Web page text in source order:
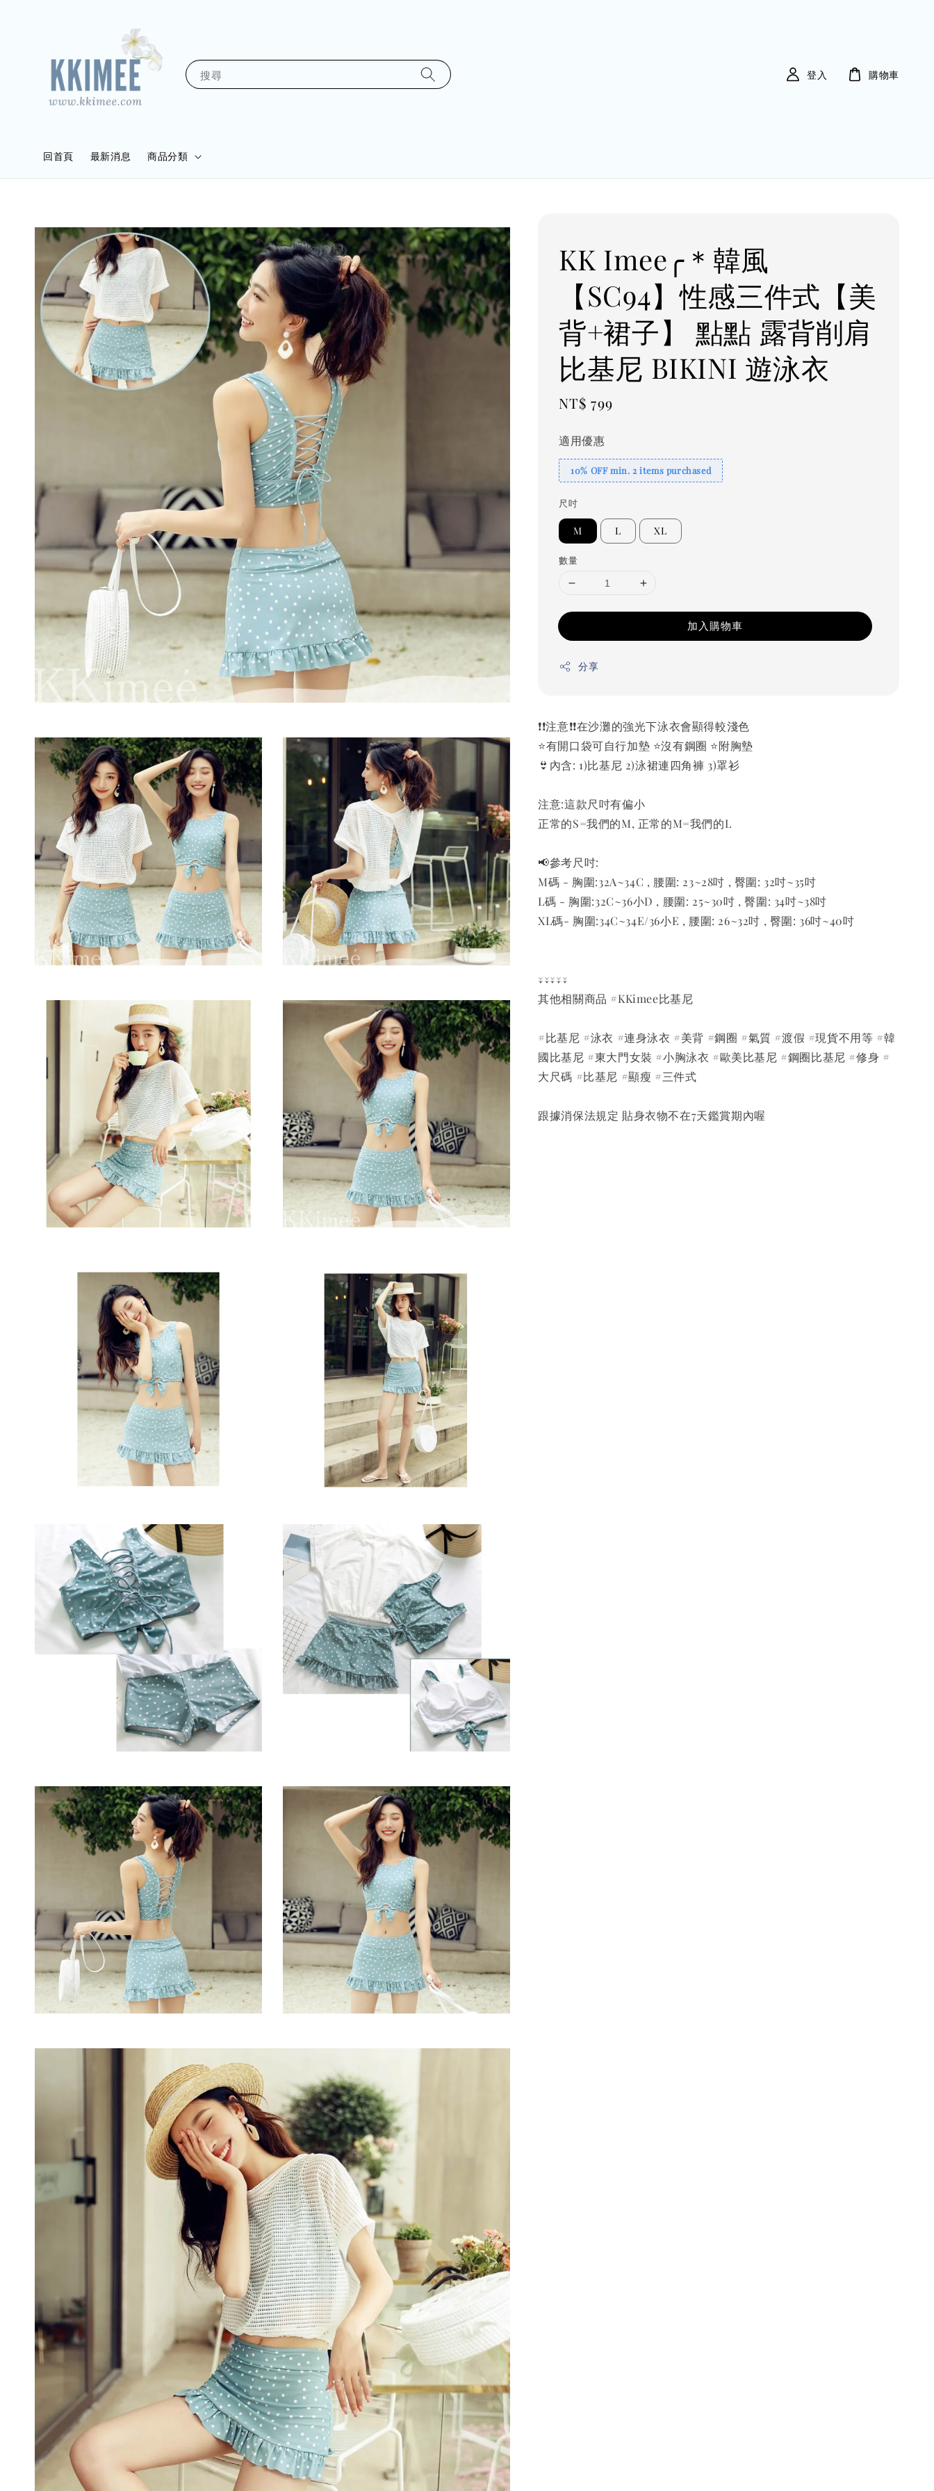
搜尋
回首頁 最新消息 商品分類
登入 購物車
KK Imee╭＊韓風
【SC94】性感三件式【美
背+裙子】 點點 露背削肩
比基尼 BIKINI 遊泳衣
Regular
NT$ 799
適用優惠
10% OFF min. 2 items purchased
尺吋
M L XL
數量
加入購物車
分享
❗️❗️注意❗️❗️在沙灘的強光下泳衣會顯得較淺色
⭐️有開口袋可自行加墊 ⭐️沒有鋼圈 ⭐️附胸墊
👙內含: 1)比基尼 2)泳裙連四角褲 3)罩衫
注意:這款尺吋有偏小
正常的S=我們的M, 正常的M=我們的L
📢參考尺吋:
M碼 - 胸圍:32A~34C , 腰圍: 23~28吋 , 臀圍: 32吋~35吋
L碼 - 胸圍:32C~36小D , 腰圍: 25~30吋 , 臀圍: 34吋~38吋
XL碼- 胸圍:34C~34E/36小E , 腰圍: 26~32吋 , 臀圍: 36吋~40吋
↓↓↓↓↓
其他相關商品 #KKimee比基尼
#比基尼 #泳衣 #連身泳衣 #美背 #鋼圈 #氣質 #渡假 #現貨不用等 #韓
國比基尼 #東大門女裝 #小胸泳衣 #歐美比基尼 #鋼圈比基尼 #修身 #
大尺碼 #比基尼 #顯瘦 #三件式
跟據消保法規定 貼身衣物不在7天鑑賞期內喔